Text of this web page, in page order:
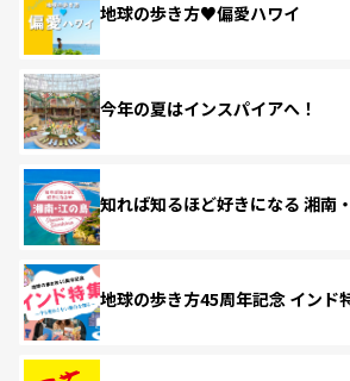
地球の歩き方♥偏愛ハワイ
今年の夏はインスパイアへ！
知れば知るほど好きになる 湘南
地球の歩き方45周年記念 インド